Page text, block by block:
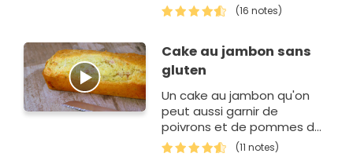
(16 notes)
Cake au jambon sans
gluten
Un cake au jambon qu'on
peut aussi garnir de
poivrons et de pommes de
terre pour en faire un plat
complet!
(11 notes)